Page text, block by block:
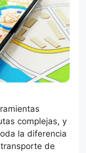
complejas, y
la diferencia
de